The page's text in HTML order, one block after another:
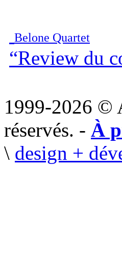
Belone Quartet
“Review du
1999-2026 ©
réservés. - À
\ design +